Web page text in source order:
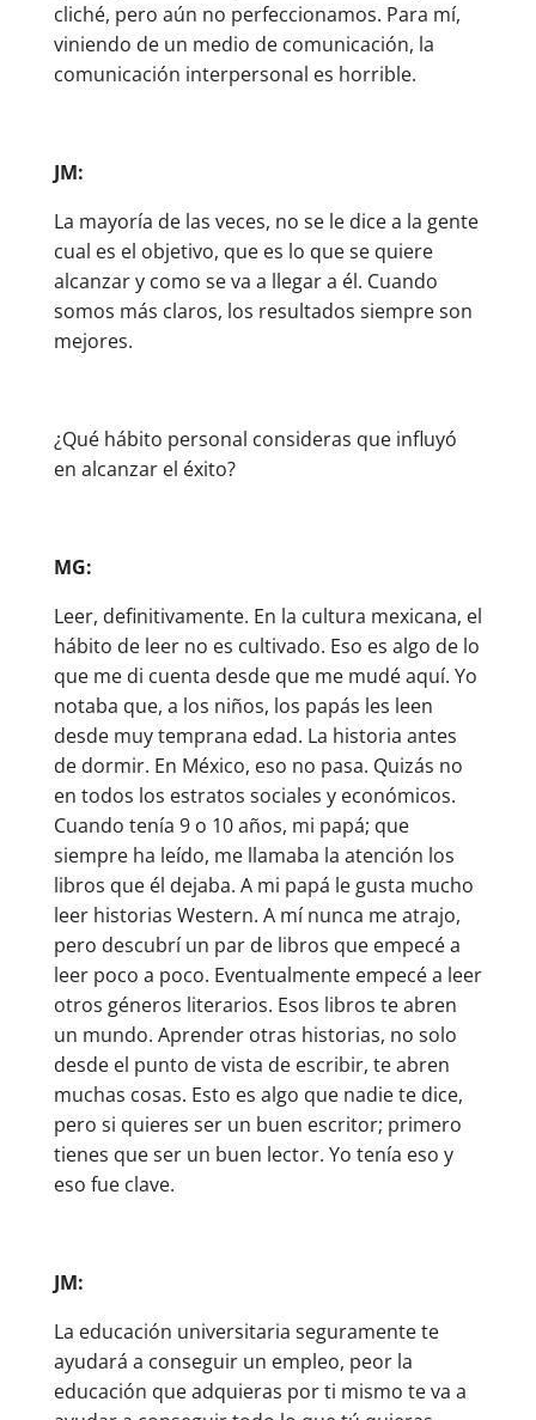
cliché, pero aún no perfeccionamos. Para mí,
viniendo de un medio de comunicación, la
comunicación interpersonal es horrible.
JM:
La mayoría de las veces, no se le dice a la gente
cual es el objetivo, que es lo que se quiere
alcanzar y como se va a llegar a él. Cuando
somos más claros, los resultados siempre son
mejores.
¿Qué hábito personal consideras que influyó
en alcanzar el éxito?
MG:
Leer, definitivamente. En la cultura mexicana, el
hábito de leer no es cultivado. Eso es algo de lo
que me di cuenta desde que me mudé aquí. Yo
notaba que, a los niños, los papás les leen
desde muy temprana edad. La historia antes
de dormir. En México, eso no pasa. Quizás no
en todos los estratos sociales y económicos.
Cuando tenía 9 o 10 años, mi papá; que
siempre ha leído, me llamaba la atención los
libros que él dejaba. A mi papá le gusta mucho
leer historias Western. A mí nunca me atrajo,
pero descubrí un par de libros que empecé a
leer poco a poco. Eventualmente empecé a leer
otros géneros literarios. Esos libros te abren
un mundo. Aprender otras historias, no solo
desde el punto de vista de escribir, te abren
muchas cosas. Esto es algo que nadie te dice,
pero si quieres ser un buen escritor; primero
tienes que ser un buen lector. Yo tenía eso y
eso fue clave.
JM:
La educación universitaria seguramente te
ayudará a conseguir un empleo, peor la
educación que adquieras por ti mismo te va a